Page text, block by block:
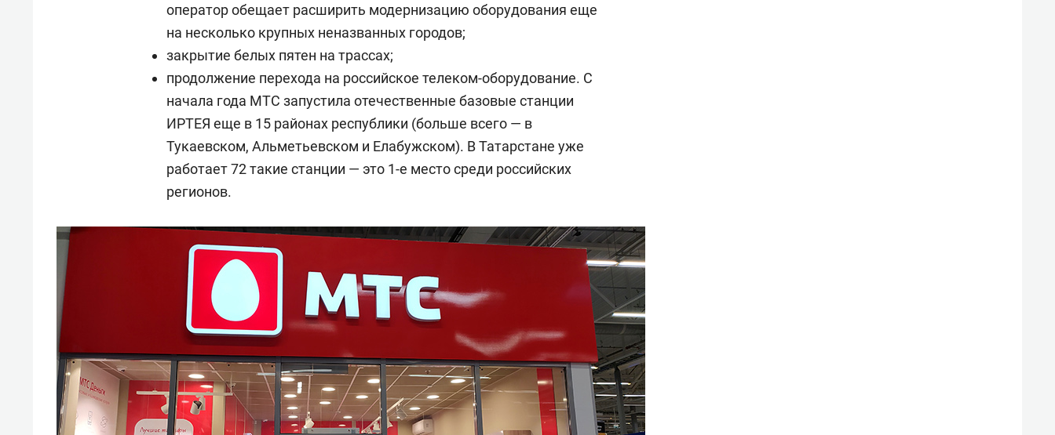
оператор обещает расширить модернизацию оборудования еще
на несколько крупных неназванных городов;
закрытие белых пятен на трассах;
продолжение перехода на российское телеком-оборудование. С
начала года МТС запустила отечественные базовые станции
ИРТЕЯ еще в 15 районах республики (больше всего — в
Тукаевском, Альметьевском и Елабужском). В Татарстане уже
работает 72 такие станции — это 1-е место среди российских
регионов.